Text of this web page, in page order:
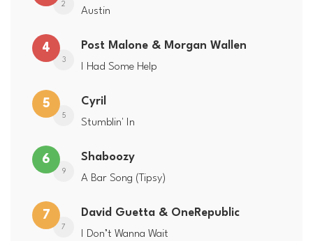
2
Austin
4
3
Post Malone & Morgan Wallen
I Had Some Help
5
5
Cyril
Stumblin' In
6
9
Shaboozy
A Bar Song (Tipsy)
7
7
David Guetta & OneRepublic
I Don’t Wanna Wait